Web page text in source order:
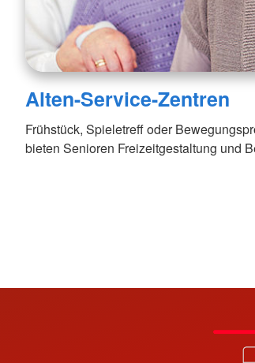
Alten-Service-Zentren
Frühstück, Spieletreff oder
bieten Senioren Freizeitgestaltung und